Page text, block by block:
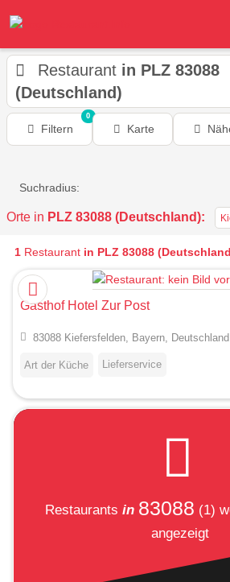
Restaurant in PLZ 83088
(Deutschland)
Filtern
0
Karte
Suchradius:
Orte in PLZ 83088 (Deutschland):
1 Restaurant in PLZ 83088
Gasthof Hotel Zur Post
83088 Kiefersfelden, Bayern, Deutschland
Art der Küche Lieferservice
Restaurants in 83088 (1)
angezeigt